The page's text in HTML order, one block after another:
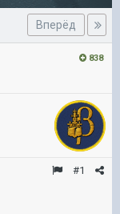
Вперёд
838
#1